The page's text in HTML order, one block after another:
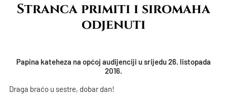
Stranca primiti i siromaha
odjenuti
Papina kateheza na općoj audijenciji u srijedu 26. listopada
2016.
Draga braćo u sestre, dobar dan!